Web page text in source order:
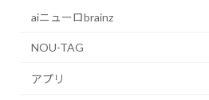
aiニューロbrainz
NOU-TAG
アプリ